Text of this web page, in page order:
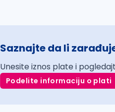
Saznajte da li
Unesite iznos plate i
Podelite informaciju o plati